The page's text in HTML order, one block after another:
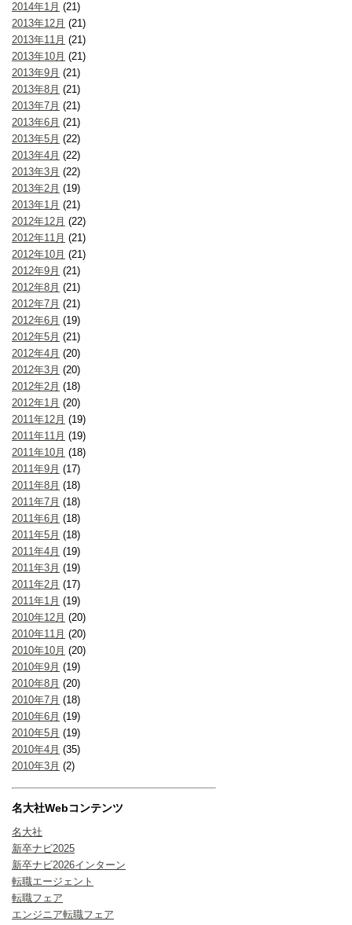
2014年1月 (21)
2013年12月 (21)
2013年11月 (21)
2013年10月 (21)
2013年9月 (21)
2013年8月 (21)
2013年7月 (21)
2013年6月 (21)
2013年5月 (22)
2013年4月 (22)
2013年3月 (22)
2013年2月 (19)
2013年1月 (21)
2012年12月 (22)
2012年11月 (21)
2012年10月 (21)
2012年9月 (21)
2012年8月 (21)
2012年7月 (21)
2012年6月 (19)
2012年5月 (21)
2012年4月 (20)
2012年3月 (20)
2012年2月 (18)
2012年1月 (20)
2011年12月 (19)
2011年11月 (19)
2011年10月 (18)
2011年9月 (17)
2011年8月 (18)
2011年7月 (18)
2011年6月 (18)
2011年5月 (18)
2011年4月 (19)
2011年3月 (19)
2011年2月 (17)
2011年1月 (19)
2010年12月 (20)
2010年11月 (20)
2010年10月 (20)
2010年9月 (19)
2010年8月 (20)
2010年7月 (18)
2010年6月 (19)
2010年5月 (19)
2010年4月 (35)
2010年3月 (2)
名大社Webコンテンツ
名大社
新卒ナビ2025
新卒ナビ2026インターン
転職エージェント
転職フェア
エンジニア転職フェア